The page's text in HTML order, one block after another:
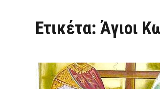
Ετικέτα: Άγιοι